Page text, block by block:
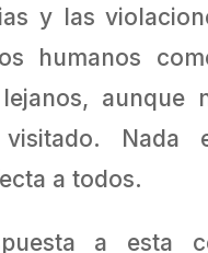
y las
humanos
aunque
visitado. Nada
a todos.
a esta